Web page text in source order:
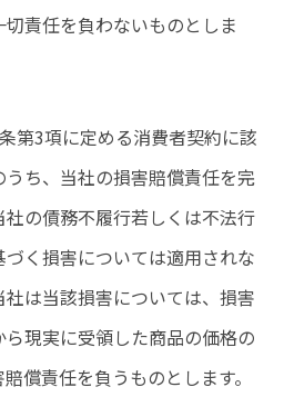
責任を負わないものとしま
第3項に定める消費者契約に該
ち、当社の損害賠償責任を完
の債務不履行若しくは不法行
く損害については適用されな
は当該損害については、損害
現実に受領した商品の価格の
償責任を負うものとします。